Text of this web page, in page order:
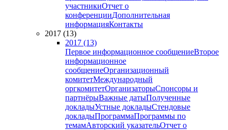
участникиОтчет о
конференцииДополнительная
информацияКонтакты
2017 (13)
2017 (13)
Первое информационное сообщениеВторое
информационное
сообщениеОрганизационный
комитетМеждународный
оргкомитетОрганизаторыСпонсоры и
партнёрыВажные датыПолученные
докладыУстные докладыСтендовые
докладыПрограммаПрограммы по
темамАвторский указательОтчет о